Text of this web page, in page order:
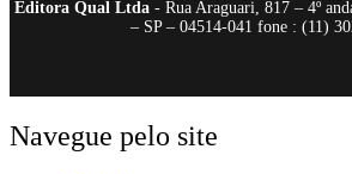
Editora Qual Ltda- Rua Araguari, 817 – 4º
– SP – 04514-041 fone : (11)
Navegue pelo site